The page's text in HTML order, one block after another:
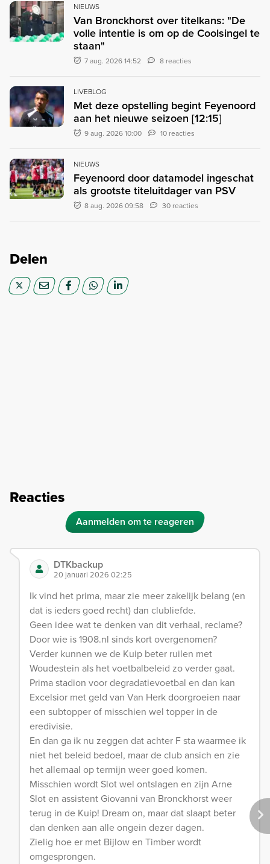
NIEUWS
Van Bronckhorst over titelkans: "De
volle intentie is om op de Coolsingel te
staan"
7 aug. 2026 14:52 8 reacties
LIVEBLOG
Met deze opstelling begint Feyenoord
aan het nieuwe seizoen [12:15]
9 aug. 2026 10:00 10 reacties
NIEUWS
Feyenoord door datamodel ingeschat
als grootste titeluitdager van PSV
8 aug. 2026 09:58 30 reacties
Delen
Reacties
Aanmelden om te reageren
DTKbackup
20 januari 2026 02:25
Ik vind het prima, maar zie meer zakelijk belang (en
dat is ieders goed recht) dan clubliefde.
Geen idee wat te denken van dit verhaal, reclame?
Door wie is 1908.nl sinds kort overgenomen?
Verder kunnen we de Kuip beter ruilen met
Woudestein als het voetbalbeleid zo verder gaat.
Prima stadion voor degradatievoetbal en dan kan
Excelsior met geld van Van Herk doorgroeien naar
een subtopper of misschien wel topper in de
eredivisie.
En dan ga ik nu zeggen dat achter F sta waarmee ik
niet het beleid bedoel, maar de club ansich en zie
het allemaal op termijn weer goed komen.
Misschien wordt Slot wel ontslagen en zijn Arne
Slot en assistent Giovanni van Bronckhorst weer
terug in de Kuip! Dream on, maar dat slaapt beter
dan denken aan alle ongein dezer dagen.
Zielig hoe er met Bijlow en Timber wordt
omgesprongen.